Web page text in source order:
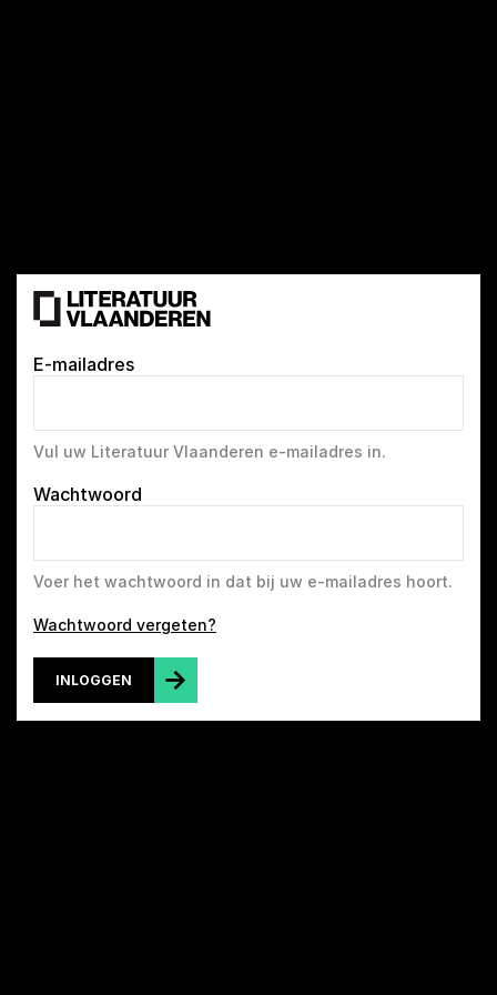
E-mailadres
Vul uw Literatuur Vlaanderen e-mailadres in.
Wachtwoord
Voer het wachtwoord in dat bij uw e-mailadres hoort.
Wachtwoord vergeten?
INLOGGEN